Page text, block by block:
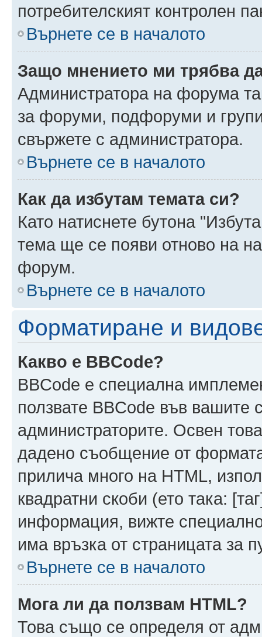
потребителският контролен
Върнете се в началото
Защо мнението ми трябва
Администратора на форума
за форуми, подфоруми и
свържете с администратора.
Върнете се в началото
Как да избутам темата си?
Като натиснете бутона
тема ще се появи отново на
форум.
Върнете се в началото
Форматиране и
Какво е BBCode?
BBCode е специална
ползвате BBCode във
администраторите. Освен
дадено съобщение от
прилича много на HTML,
квадратни скоби (ето така:
информация, вижте
има връзка от страницата за
Върнете се в началото
Мога ли да ползвам HTML?
Това също се определя от